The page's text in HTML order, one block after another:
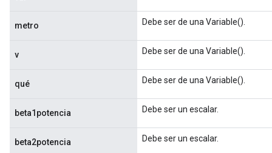
metro Debe ser de una Variable().
v Debe ser de una Variable().
qué Debe ser de una Variable().
beta1potencia Debe ser un escalar.
beta2potencia Debe ser un escalar.